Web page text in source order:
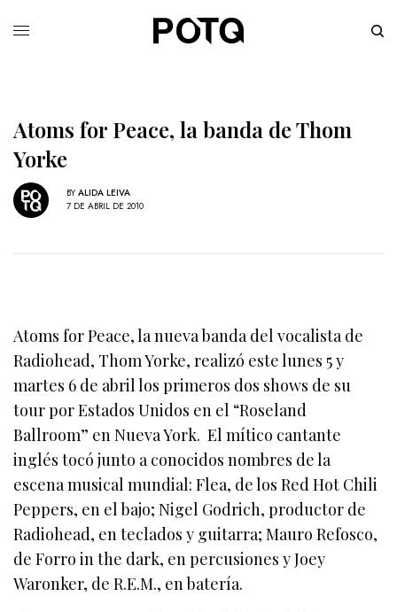
Atoms for Peace, la banda de Thom
Yorke
BY ALIDA LEIVA
7 DE ABRIL DE 2010
Atoms for Peace, la nueva banda del vocalista de
Radiohead, Thom Yorke, realizó este lunes 5 y
martes 6 de abril los primeros dos shows de su
tour por Estados Unidos en el “Roseland
Ballroom” en Nueva York. El mítico cantante
inglés tocó junto a conocidos nombres de la
escena musical mundial: Flea, de los Red Hot Chili
Peppers, en el bajo; Nigel Godrich, productor de
Radiohead, en teclados y guitarra; Mauro Refosco,
de Forro in the dark, en percusiones y Joey
Waronker, de R.E.M., en batería.